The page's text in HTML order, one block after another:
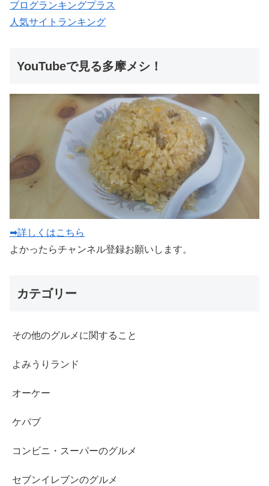
ブログランキングプラス
人気サイトランキング
YouTubeで見る多摩メシ！
➡詳しくはこちら
よかったらチャンネル登録お願いします。
カテゴリー
その他のグルメに関すること
よみうりランド
オーケー
ケバブ
コンビニ・スーパーのグルメ
セブンイレブンのグルメ